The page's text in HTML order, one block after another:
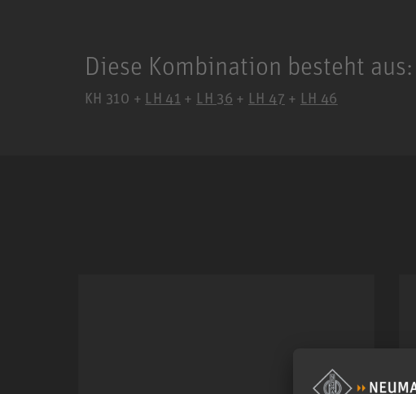
Diese Kombination besteht aus:
KH 310 + LH 41 + LH 36 + LH 47 + LH 46